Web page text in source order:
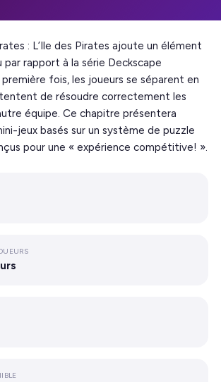
: L’Ile des Pirates ajoute un élément
rapport à la série Deckscape
première fois, les joueurs se séparent en
de résoudre correctement les
équipe. Ce chapitre présentera
jeux basés sur un système de puzzle
pour une « expérience compétitive! ».